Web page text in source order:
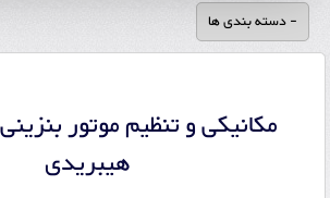
- دسته بندی ها
مکانیکی و تنظیم موتور
هیبریدی